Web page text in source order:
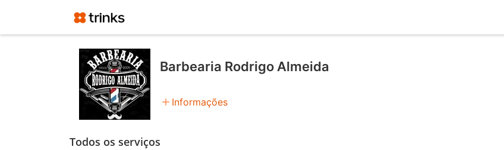
Barbearia Rodrigo Almeida
add Informações
Todos os serviços